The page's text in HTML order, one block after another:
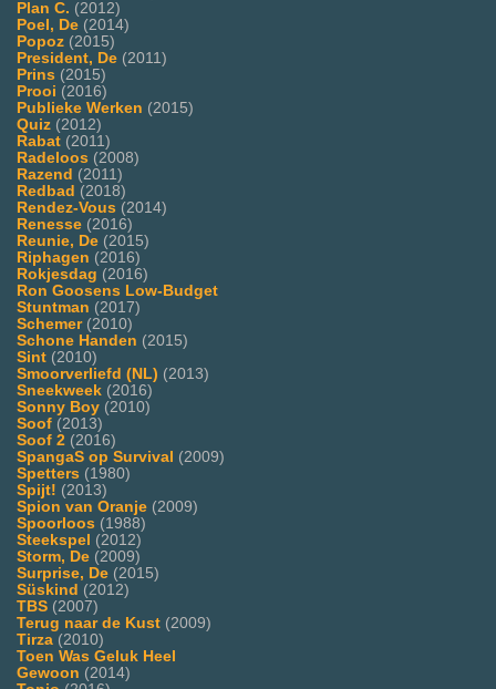
Plan C. (2012)
Poel, De (2014)
Popoz (2015)
President, De (2011)
Prins (2015)
Prooi (2016)
Publieke Werken (2015)
Quiz (2012)
Rabat (2011)
Radeloos (2008)
Razend (2011)
Redbad (2018)
Rendez-Vous (2014)
Renesse (2016)
Reunie, De (2015)
Riphagen (2016)
Rokjesdag (2016)
Ron Goosens Low-Budget
Stuntman (2017)
Schemer(2010)
Schone Handen (2015)
Sint (2010)
Smoorverliefd (NL) (2013)
Sneekweek (2016)
Sonny Boy (2010)
Soof (2013)
Soof 2 (2016)
SpangaS op Survival (2009)
Spetters (1980)
Spijt! (2013)
Spion van Oranje (2009)
Spoorloos (1988)
Steekspel (2012)
Storm, De (2009)
Surprise, De (2015)
Süskind (2012)
TBS (2007)
Terug naar de Kust (2009)
Tirza (2010)
Toen Was Geluk Heel
Gewoon (2014)